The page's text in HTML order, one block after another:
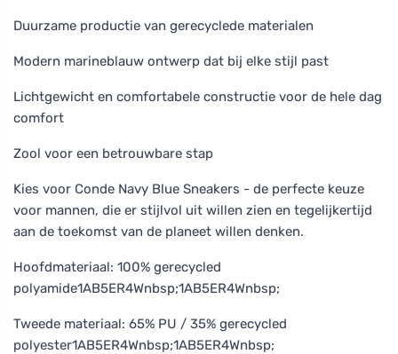
Duurzame productie van gerecyclede materialen
Modern marineblauw ontwerp dat bij elke stijl past
Lichtgewicht en comfortabele constructie voor de hele dag
comfort
Zool voor een betrouwbare stap
Kies voor Conde Navy Blue Sneakers - de perfecte keuze
voor mannen, die er stijlvol uit willen zien en tegelijkertijd
aan de toekomst van de planeet willen denken.
Hoofdmateriaal: 100% gerecycled
polyamide1AB5ER4Wnbsp;1AB5ER4Wnbsp;
Tweede materiaal: 65% PU / 35% gerecycled
polyester1AB5ER4Wnbsp;1AB5ER4Wnbsp;